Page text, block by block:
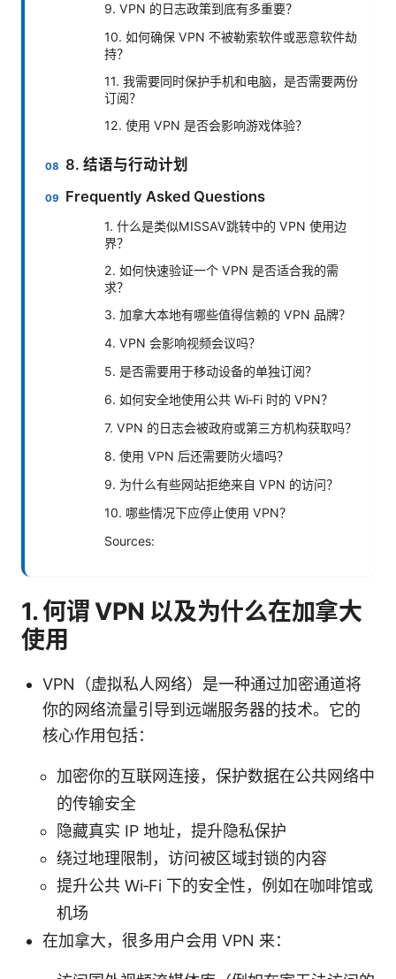
9. VPN 的日志政策到底有多重要？
10. 如何确保 VPN 不被勒索软件或恶意软件劫
持？
11. 我需要同时保护手机和电脑，是否需要两份
订阅？
12. 使用 VPN 是否会影响游戏体验？
8. 结语与行动计划
Frequently Asked Questions
1. 什么是类似MISSAV跳转中的 VPN 使用边
界？
2. 如何快速验证一个 VPN 是否适合我的需
求？
3. 加拿大本地有哪些值得信赖的 VPN 品牌？
4. VPN 会影响视频会议吗？
5. 是否需要用于移动设备的单独订阅？
6. 如何安全地使用公共 Wi‑Fi 时的 VPN？
7. VPN 的日志会被政府或第三方机构获取吗？
8. 使用 VPN 后还需要防火墙吗？
9. 为什么有些网站拒绝来自 VPN 的访问？
10. 哪些情况下应停止使用 VPN？
Sources:
1. 何谓 VPN 以及为什么在加拿大
使用
VPN（虚拟私人网络）是一种通过加密通道将
你的网络流量引导到远端服务器的技术。它的
核心作用包括：
加密你的互联网连接，保护数据在公共网络中
的传输安全
隐藏真实 IP 地址，提升隐私保护
绕过地理限制，访问被区域封锁的内容
提升公共 Wi‑Fi 下的安全性，例如在咖啡馆或
机场
在加拿大，很多用户会用 VPN 来：